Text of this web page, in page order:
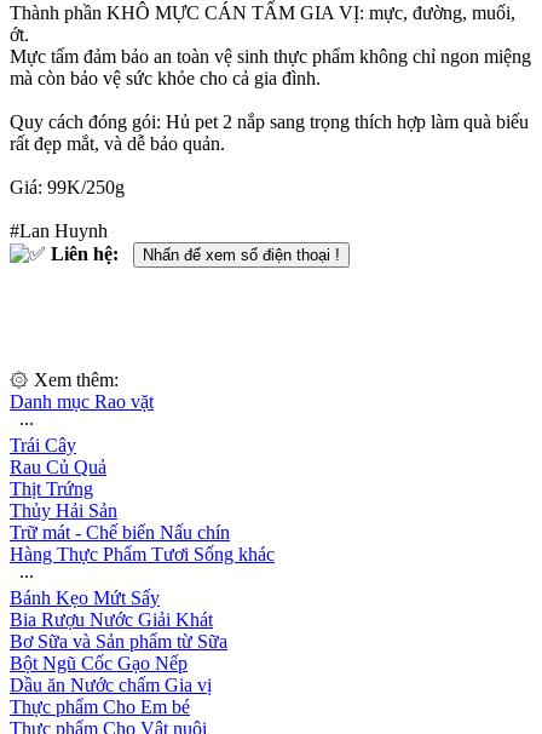
Thành phần KHÔ MỰC CÁN TẨM GIA VỊ: mực, đường, muối,
ớt.
Mực tẩm đảm bảo an toàn vệ sinh thực phẩm không chỉ ngon miệng
mà còn bảo vệ sức khỏe cho cả gia đình.
Quy cách đóng gói: Hủ pet 2 nắp sang trọng thích hợp làm quà biếu
rất đẹp mắt, và dễ bảo quản.
Giá: 99K/250g
#Lan Huynh
Liên hệ:
Nhấn để xem số điện thoại !
۞ Xem thêm:
Danh mục Rao vặt
∙∙∙
Trái Cây
Rau Củ Quả
Thịt Trứng
Thủy Hải Sản
Trữ mát - Chế biến Nấu chín
Hàng Thực Phẩm Tươi Sống khác
∙∙∙
Bánh Kẹo Mứt Sấy
Bia Rượu Nước Giải Khát
Bơ Sữa và Sản phẩm từ Sữa
Bột Ngũ Cốc Gạo Nếp
Dầu ăn Nước chấm Gia vị
Thực phẩm Cho Em bé
Thực phẩm Cho Vật nuôi